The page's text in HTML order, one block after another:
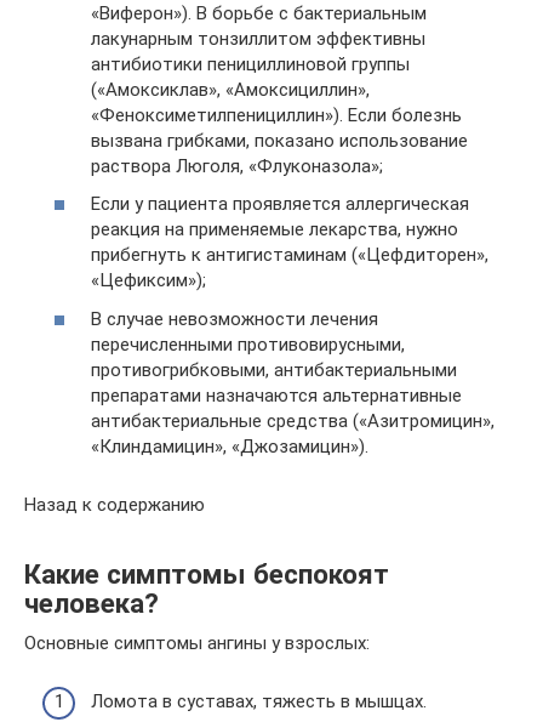
«Виферон»). В борьбе с бактериальным
лакунарным тонзиллитом эффективны
антибиотики пенициллиновой группы
(«Амоксиклав», «Амоксициллин»,
«Феноксиметилпенициллин»). Если болезнь
вызвана грибками, показано использование
раствора Люголя, «Флуконазола»;
Если у пациента проявляется аллергическая
реакция на применяемые лекарства, нужно
прибегнуть к антигистаминам («Цефдиторен»,
«Цефиксим»);
В случае невозможности лечения
перечисленными противовирусными,
противогрибковыми, антибактериальными
препаратами назначаются альтернативные
антибактериальные средства («Азитромицин»,
«Клиндамицин», «Джозамицин»).
Назад к содержанию
Какие симптомы беспокоят
человека?
Основные симптомы ангины у взрослых:
Ломота в суставах, тяжесть в мышцах.